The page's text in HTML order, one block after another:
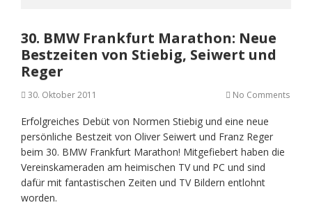
30. BMW Frankfurt Marathon: Neue
Bestzeiten von Stiebig, Seiwert und
Reger
30. Oktober 2011 No Comments
Erfolgreiches Debüt von Normen Stiebig und eine neue
persönliche Bestzeit von Oliver Seiwert und Franz Reger
beim 30. BMW Frankfurt Marathon! Mitgefiebert haben die
Vereinskameraden am heimischen TV und PC und sind
dafür mit fantastischen Zeiten und TV Bildern entlohnt
worden.